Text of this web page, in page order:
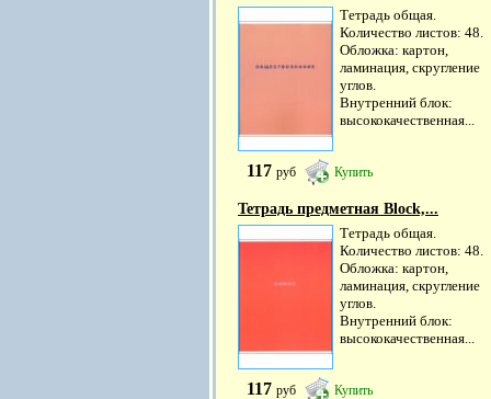
Тетрадь общая.
Количество листов: 48.
Обложка: картон,
ламинация, скругление
углов.
Внутренний блок:
высококачественная...
117 руб Купить
Тетрадь предметная Block,...
Тетрадь общая.
Количество листов: 48.
Обложка: картон,
ламинация, скругление
углов.
Внутренний блок:
высококачественная...
117 руб Купить